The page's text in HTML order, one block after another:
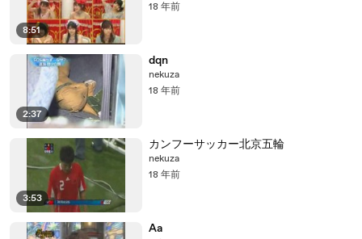
8:51
18 年前
2:37
dqn
nekuza
18 年前
3:53
カンフーサッカー北京五輪
nekuza
18 年前
Aa